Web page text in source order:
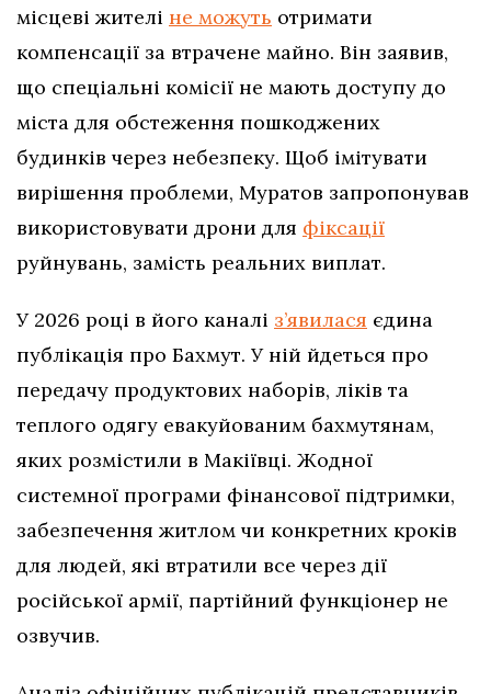
місцеві жителі не можуть отримати
компенсації за втрачене майно. Він заявив,
що спеціальні комісії не мають доступу до
міста для обстеження пошкоджених
будинків через небезпеку. Щоб імітувати
вирішення проблеми, Муратов запропонував
використовувати дрони для фіксації
руйнувань, замість реальних виплат.
У 2026 році в його каналі з’явилася єдина
публікація про Бахмут. У ній йдеться про
передачу продуктових наборів, ліків та
теплого одягу евакуйованим бахмутянам,
яких розмістили в Макіївці. Жодної
системної програми фінансової підтримки,
забезпечення житлом чи конкретних кроків
для людей, які втратили все через дії
російської армії, партійний функціонер не
озвучив.